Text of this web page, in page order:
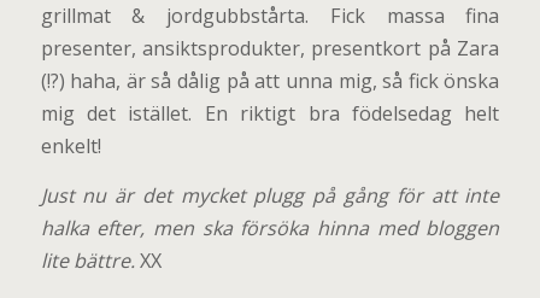
grillmat & jordgubbstårta. Fick massa fina
presenter, ansiktsprodukter, presentkort på Zara
(!?) haha, är så dålig på att unna mig, så fick önska
mig det istället. En riktigt bra födelsedag helt
enkelt!
Just nu är det mycket plugg på gång för att inte
halka efter, men ska försöka hinna med bloggen
lite bättre. XX